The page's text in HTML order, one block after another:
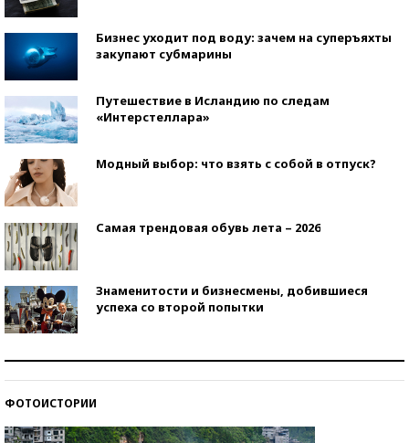
Бизнес уходит под воду: зачем на суперъяхты
закупают субмарины
Путешествие в Исландию по следам
«Интерстеллара»
Модный выбор: что взять с собой в отпуск?
Самая трендовая обувь лета – 2026
Знаменитости и бизнесмены, добившиеся
успеха со второй попытки
ФОТОИСТОРИИ